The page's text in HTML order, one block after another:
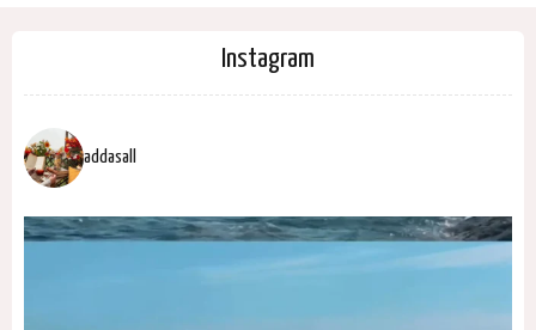
Instagram
addasall